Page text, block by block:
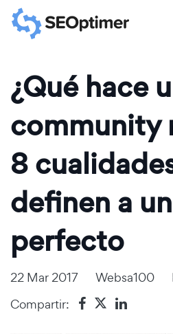
¿Qué hace
community
8
definen a
perfecto
22 Mar 2017 Websa100
Compartir: